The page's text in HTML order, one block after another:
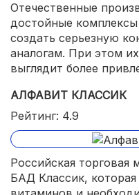
Отечественные
достойные
создать серьезную
аналогам. При этом
выглядит более
АЛФАВИТ КЛАССИК
Рейтинг: 4.9
Российская торговая
БАД Классик,